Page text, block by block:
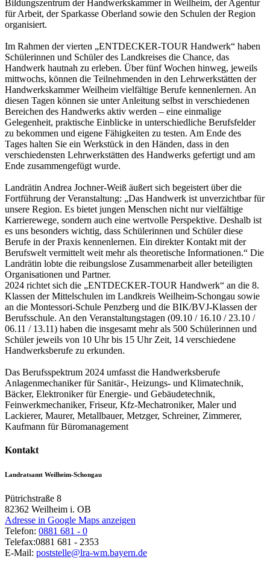
Bildungszentrum der Handwerkskammer in Weilheim, der Agentur
für Arbeit, der Sparkasse Oberland sowie den Schulen der Region
organisiert.
Im Rahmen der vierten „ENTDECKER-TOUR Handwerk“ haben
Schülerinnen und Schüler des Landkreises die Chance, das
Handwerk hautnah zu erleben. Über fünf Wochen hinweg, jeweils
mittwochs, können die Teilnehmenden in den Lehrwerkstätten der
Handwerkskammer Weilheim vielfältige Berufe kennenlernen. An
diesen Tagen können sie unter Anleitung selbst in verschiedenen
Bereichen des Handwerks aktiv werden – eine einmalige
Gelegenheit, praktische Einblicke in unterschiedliche Berufsfelder
zu bekommen und eigene Fähigkeiten zu testen. Am Ende des
Tages halten Sie ein Werkstück in den Händen, dass in den
verschiedensten Lehrwerkstätten des Handwerks gefertigt und am
Ende zusammengefügt wurde.
Landrätin Andrea Jochner-Weiß äußert sich begeistert über die
Fortführung der Veranstaltung: „Das Handwerk ist unverzichtbar für
unsere Region. Es bietet jungen Menschen nicht nur vielfältige
Karrierewege, sondern auch eine wertvolle Perspektive. Deshalb ist
es uns besonders wichtig, dass Schülerinnen und Schüler diese
Berufe in der Praxis kennenlernen. Ein direkter Kontakt mit der
Berufswelt vermittelt weit mehr als theoretische Informationen.“ Die
Landrätin lobte die reibungslose Zusammenarbeit aller beteiligten
Organisationen und Partner.
2024 richtet sich die „ENTDECKER-TOUR Handwerk“ an die 8.
Klassen der Mittelschulen im Landkreis Weilheim-Schongau sowie
an die Montessori-Schule Penzberg und die BIK/BVJ-Klassen der
Berufsschule. An den Veranstaltungstagen (09.10 / 16.10 / 23.10 /
06.11 / 13.11) haben die insgesamt mehr als 500 Schülerinnen und
Schüler jeweils von 10 Uhr bis 15 Uhr Zeit, 14 verschiedene
Handwerksberufe zu erkunden.
Das Berufsspektrum 2024 umfasst die Handwerksberufe
Anlagenmechaniker für Sanitär-, Heizungs- und Klimatechnik,
Bäcker, Elektroniker für Energie- und Gebäudetechnik,
Feinwerkmechaniker, Friseur, Kfz-Mechatroniker, Maler und
Lackierer, Maurer, Metallbauer, Metzger, Schreiner, Zimmerer,
Kaufmann für Büromanagement
Kontakt
Landratsamt Weilheim-Schongau
Pütrichstraße 8
82362 Weilheim i. OB
Adresse in Google Maps anzeigen
Telefon: 0881 681 - 0
Telefax:0881 681 - 2353
E-Mail: poststelle@lra-wm.bayern.de